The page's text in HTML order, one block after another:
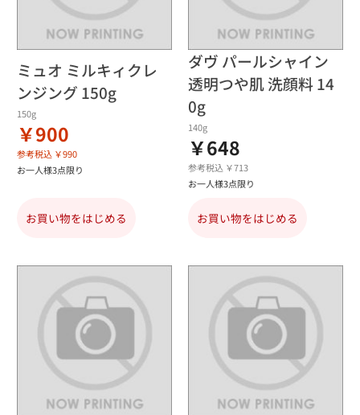
ミュオ ミルキィクレ
ンジング 150g
150g
￥900
参考税込 ￥990
お一人様3点限り
お買い物をはじめる
ダヴ パールシャイン
透明つや肌 洗顔料 14
0g
140g
￥648
参考税込 ￥713
お一人様3点限り
お買い物をはじめる